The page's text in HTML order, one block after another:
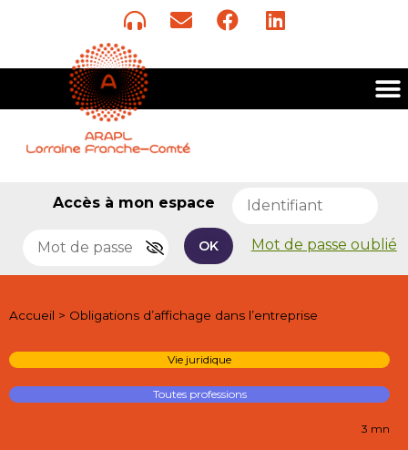
Accès à mon espace
OK Mot de passe oublié
Accueil > Obligations d’affichage dans l’entreprise
Vie juridique
Toutes professions
3 mn